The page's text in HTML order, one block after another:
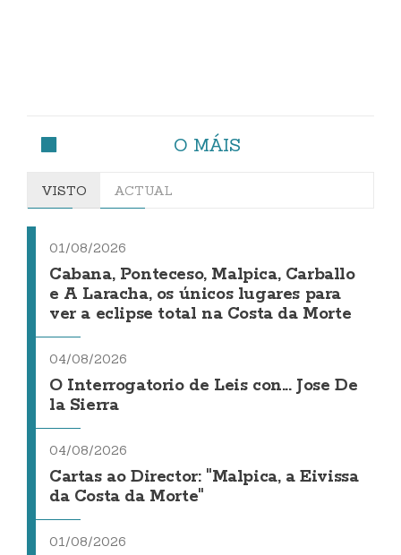
O MÁIS
VISTO ACTUAL
01/08/2026
Cabana, Ponteceso, Malpica, Carballo
e A Laracha, os únicos lugares para
ver a eclipse total na Costa da Morte
04/08/2026
O Interrogatorio de Leis con... Jose De
la Sierra
04/08/2026
Cartas ao Director: "Malpica, a Eivissa
da Costa da Morte"
01/08/2026